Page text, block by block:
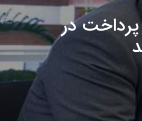
در